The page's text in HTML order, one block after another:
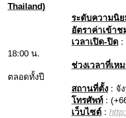
Thailand)
ระดับความนิ
อัตราค่าเข้าช
เวลาเปิด-ปิด :
18:00 น.
ช่วงเวลาที่เห
ตลอดทั้งปี
สถานที่ตั้ง : จั
โทรศัพท์ :
เว็บไซต์ :